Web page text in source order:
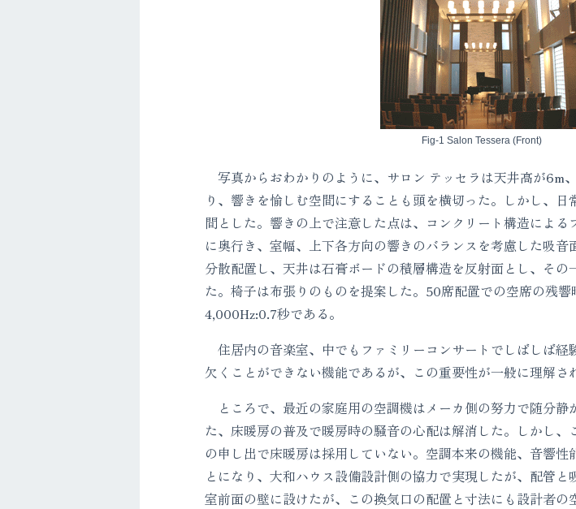
Fig-1 Salon Tessera (Front)
写真からおわかりのように、サロン テッセラは天井高が6m
り、響きを愉しむ空間にすることも頭を横切った。しかし、
間とした。響きの上で注意した点は、コンクリート構造によ
に奥行き、室幅、上下各方向の響きのバランスを考慮した吸
分散配置し、天井は石膏ボードの積層構造を反射面とし、そ
た。椅子は布張りのものを提案した。50席配置での空席の残
4,000Hz:0.7秒である。
住居内の音楽室、中でもファミリーコンサートでしばしば
欠くことができない機能であるが、この重要性が一般に理解さ
ところで、最近の家庭用の空調機はメーカ側の努力で随分
た、床暖房の普及で暖房時の騒音の心配は解消した。しかし
の申し出で床暖房は採用していない。空調本来の機能、音響
とになり、大和ハウス設備設計側の協力で実現したが、配管
室前面の壁に設けたが、この換気口の配置と寸法にも設計者